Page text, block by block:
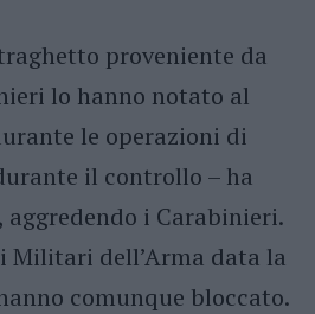
proveniente da
lo hanno notato al
le operazioni di
il controllo – ha
i Carabinieri.
Militari dell’Arma data la
comunque bloccato.